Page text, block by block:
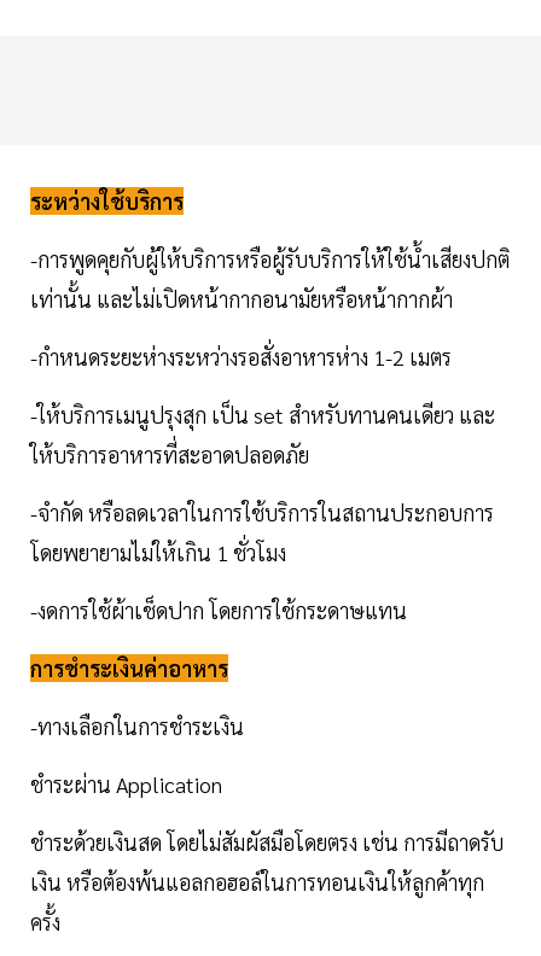
ระหว่างใช้บริการ
-การพูดคุยกับผู้ให้บริการหรือผู้รับบริการให้ใช้น้ำเสียงปกติ
เท่านั้น และไม่เปิดหน้ากากอนามัยหรือหน้ากากผ้า
-กำหนดระยะห่างระหว่างรอสั่งอาหารห่าง 1-2 เมตร
-ให้บริการเมนูปรุงสุก เป็น set สำหรับทานคนเดียว และ
ให้บริการอาหารที่สะอาดปลอดภัย
-จำกัด หรือลดเวลาในการใช้บริการในสถานประกอบการ
โดยพยายามไม่ให้เกิน 1 ชั่วโมง
-งดการใช้ผ้าเช็ดปาก โดยการใช้กระดาษแทน
การชำระเงินค่าอาหาร
-ทางเลือกในการชำระเงิน
ชำระผ่าน Application
ชำระด้วยเงินสด โดยไม่สัมผัสมือโดยตรง เช่น การมีถาดรับ
เงิน หรือต้องพ้นแอลกอฮอล์ในการทอนเงินให้ลูกค้าทุก
ครั้ง